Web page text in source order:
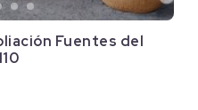
Fuentes del